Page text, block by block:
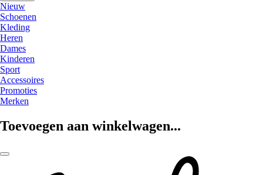
Nieuw
Schoenen
Kleding
Heren
Dames
Kinderen
Sport
Accessoires
Promoties
Merken
Toevoegen aan winkelwagen...